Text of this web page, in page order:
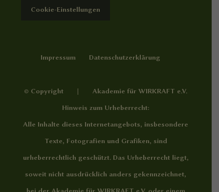
Cookie-Einstellungen
Impressum Datenschutzerklärung
© Copyright | Akademie für WIRKRAFT e.V.
Hinweis zum Urheberrecht:
Alle Inhalte dieses Internetangebots, insbesondere
Texte, Fotografien und Grafiken, sind
urheberrechtlich geschützt. Das Urheberrecht liegt,
soweit nicht ausdrücklich anders gekennzeichnet,
bei der Akademie für WIRKRAFT e.V. oder einem